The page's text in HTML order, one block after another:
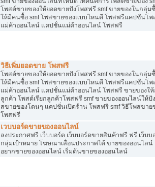
โพสต์ขายของให้ยอดขายปังโพสฟรี smf ขายของในกลุ่ม
ให้มีคนซื้อ smf โพสขายของแบบไหนดี โพสฟรีแคปชั่นโพ
แม่ค้าออนไลน์ แคปชั่นแม่ค้าออนไลน์ โพสฟรี
วิธีเพิ่มยอดขาย โพสฟรี
โพสต์ขายของให้ยอดขายปังโพสฟรี smf ขายของในกลุ่ม
ให้มีคนซื้อ smf โพสขายของแบบไหนดี โพสฟรีแคปชั่นโพ
แม่ค้าออนไลน์ แคปชั่นแม่ค้าออนไลน์ โพสฟรี ขายของให้อ
ลูกค้า โพสต์เรียกลูกค้าโพสฟรี smf ขายของออนไลน์ให้ปั
สขายของโดนๆ แคปชั่นเปิดร้าน โพสฟรี smf วิธีโพสขาย
โพสฟรี
เวบบอร์ดขายของออนไลน์
ลงประกาศฟรี เว็บบอร์ด เว็บบอร์ดขายสินค้าฟรี ฟรี เว็บ
กลุ่มเป้าหมาย โฆษณาเลื่อนประกาศได้ ขายของออนไล
อยากขายของออนไลน์ เริ่มต้นขายของออนไลน์